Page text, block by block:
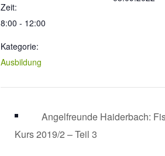
Zeit:
8:00 - 12:00
Kategorie:
Ausbildung
Angelfreunde Haiderbach:
Kurs 2019/2 – Teil 3